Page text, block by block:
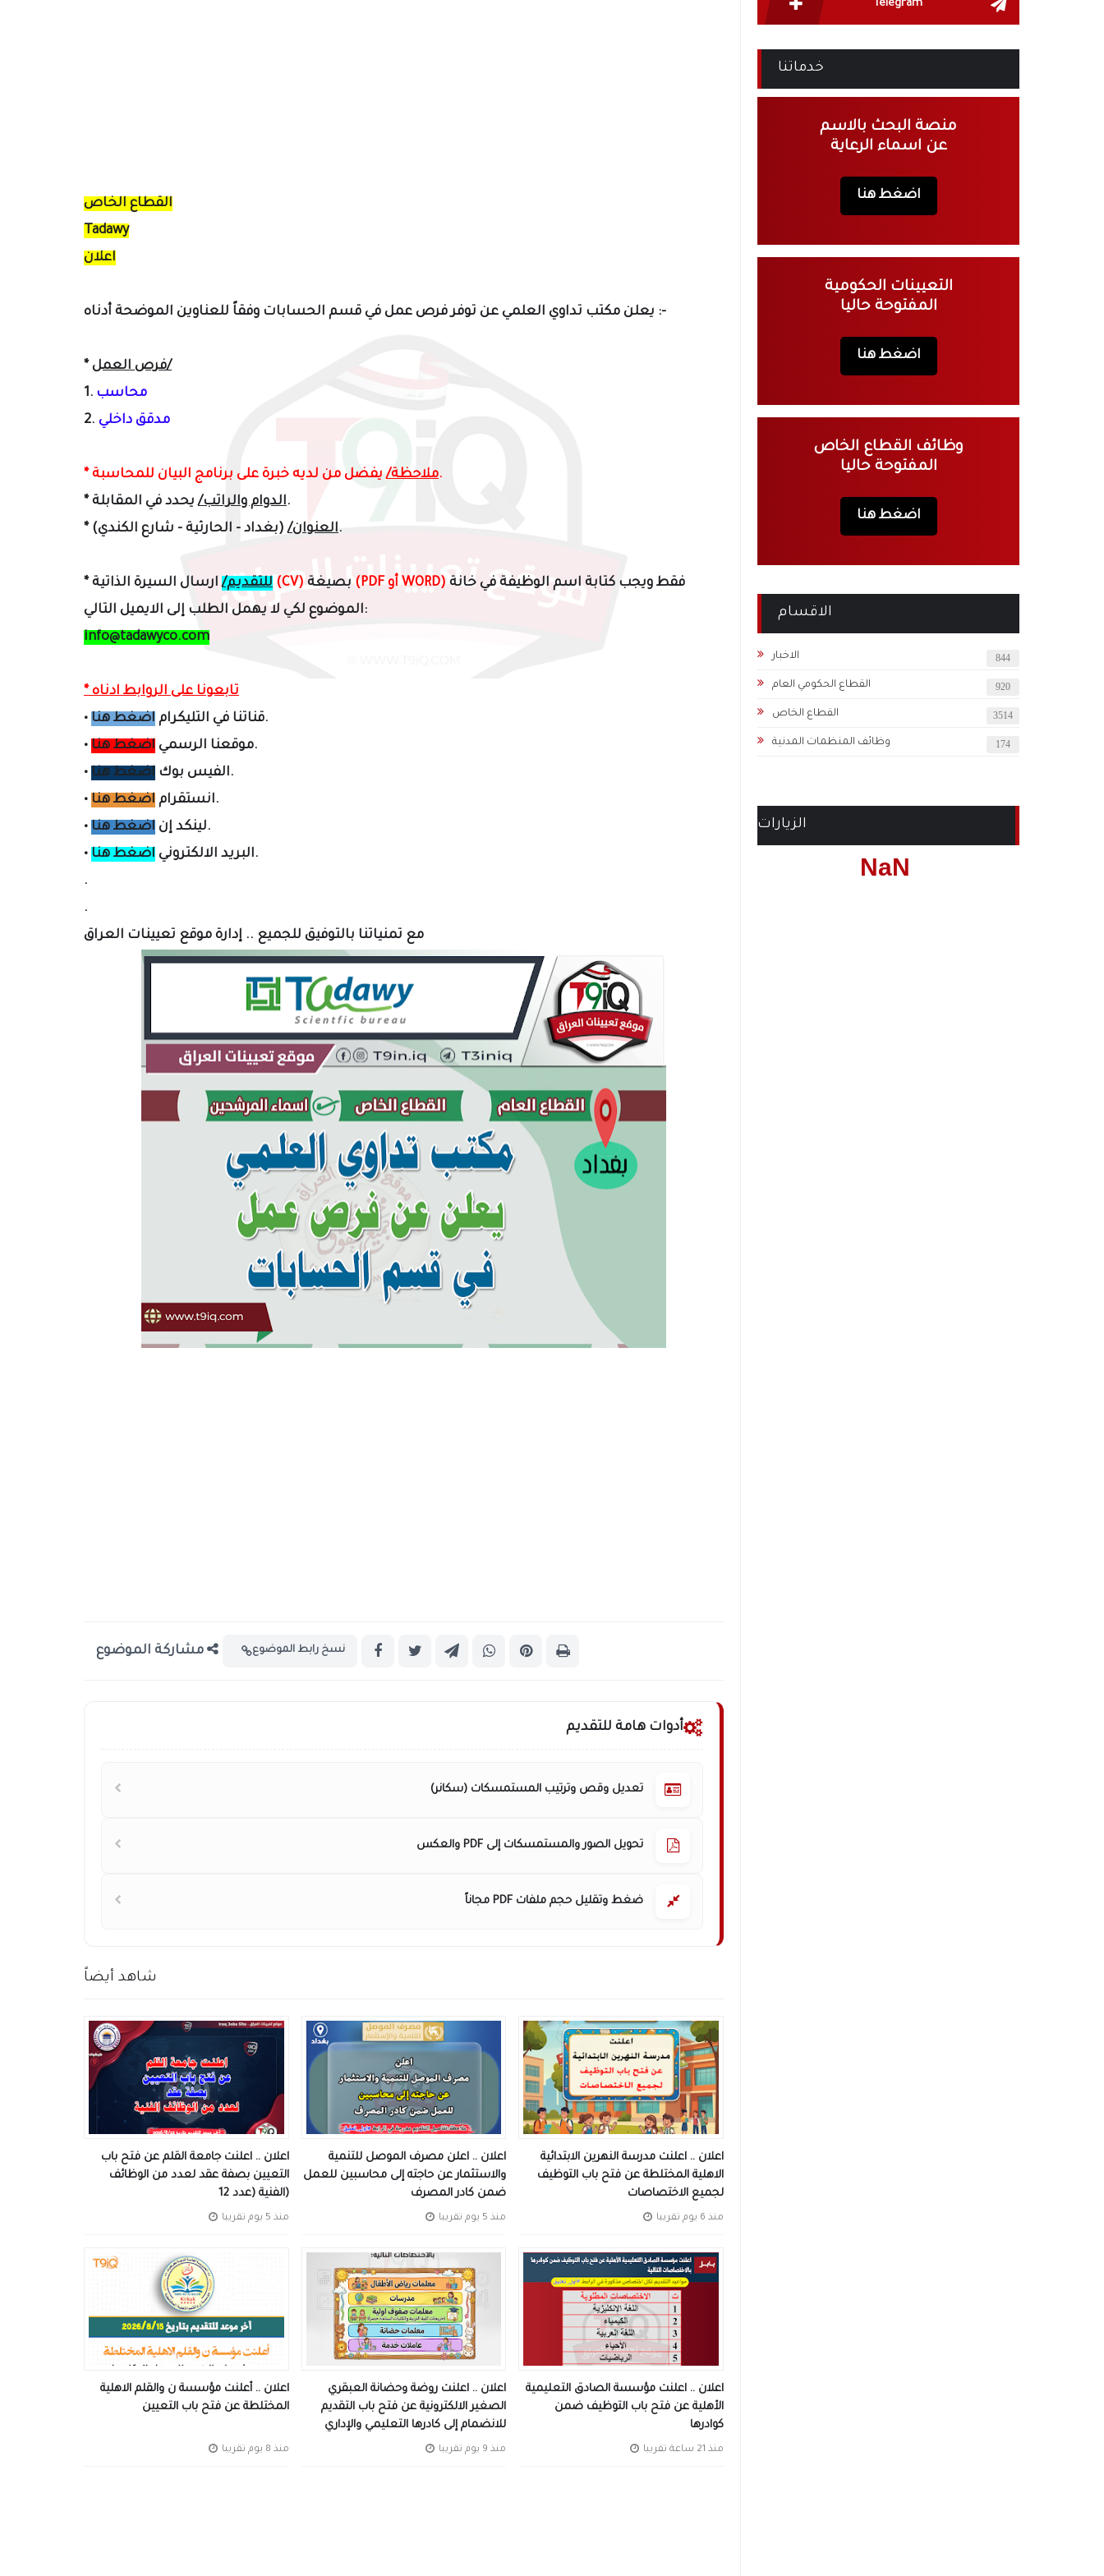
القطاع الخاص
Tadawy
اعلان
يعلن مكتب تداوي العلمي عن توفر فرص عمل في قسم الحسابات وفقاً للعناوين الموضحة أدناه :-
*
فرص العمل/
1. محاسب
2. مدقق داخلي
* ملاحظة/يفضل من لديه خبرة على برنامج البيان للمحاسبة.
*
الدوام والراتب/يحدد في المقابلة.
*
العنوان/(بغداد - الحارثية - شارع الكندي).
* للتقديم/ (CV) (PDF أو WORD)
الموضوع لكي لا يهمل الطلب إلى الايميل التالي:
info@tadawyco.com
* تابعونا على الروابط ادناه
•
قناتنا في التليكرام اضغط هنا
.
•
موقعنا الرسمي اضغط هنا
.
•
الفيس بوك اضغط هنا
.
•
انستقرام اضغط هنا
.
•
لينكد إن اضغط هنا
.
•
البريد الالكتروني اضغط هنا
.
.
.
مع تمنياتنا بالتوفيق للجميع .. إدارة موقع تعيينات العراق
مشاركة الموضوع نسخ رابط الموضوع
أدوات هامة للتقديم
تعديل وقص وترتيب المستمسكات (سكانر)
تحويل الصور والمستمسكات إلى PDF والعكس
ضغط وتقليل حجم ملفات PDF مجاناً
شاهد أيضاً
اعلان .. اعلنت جامعة القلم عن فتح باب
التعيين بصفة عقد لعدد من الوظائف
الفنية (عدد 12)
منذ 5 يوم تقريبا
اعلان .. اعلن مصرف الموصل للتنمية
والاستثمار عن حاجته إلى محاسبين للعمل
ضمن كادر المصرف
منذ 5 يوم تقريبا
اعلان .. اعلنت مدرسة النهرين الابتدائية
الاهلية المختلطة عن فتح باب التوظيف
لجميع الاختصاصات
منذ 6 يوم تقريبا
اعلان .. أعلنت مؤسسة ن والقلم الاهلية
المختلطة عن فتح باب التعيين
منذ 8 يوم تقريبا
اعلان .. اعلنت روضة وحضانة العبقري
الصغير الالكترونية عن فتح باب التقديم
للانضمام إلى كادرها التعليمي والإداري
منذ 9 يوم تقريبا
اعلان .. اعلنت مؤسسة الصادق التعليمية
الأهلية عن فتح باب التوظيف ضمن
كوادرها
منذ 21 ساعة تقريبا
Telegram
خدماتنا
منصة البحث بالاسم
عن اسماء الرعاية
اضغط هنا
التعيينات الحكومية
المفتوحة حاليا
اضغط هنا
وظائف القطاع الخاص
المفتوحة حاليا
اضغط هنا
الاقسام
الاخبار 844
القطاع الحكومي العام 920
القطاع الخاص 3514
وظائف المنظمات المدنية 174
الزيارات
NaN